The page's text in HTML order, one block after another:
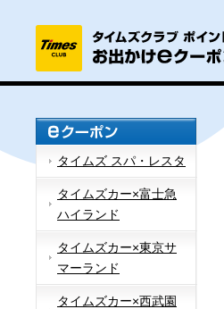
タイムズ スパ・レスタ
タイムズカー×富士急
ハイランド
タイムズカー×東京サ
マーランド
タイムズカー×西武園